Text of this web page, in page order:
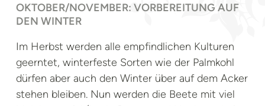
OKTOBER/NOVEMBER: VORBEREITUNG AUF
DEN WINTER
Im Herbst werden alle empfindlichen Kulturen
geerntet, winterfeste Sorten wie der Palmkohl
dürfen aber auch den Winter über auf dem Acker
stehen bleiben. Nun werden die Beete mit viel